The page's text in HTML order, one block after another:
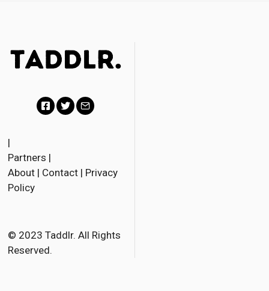
c
e
o
k
t
r
i
|
Partners |
About | Contact | Privacy
Policy
© 2023 Taddlr. All Rights
Reserved.